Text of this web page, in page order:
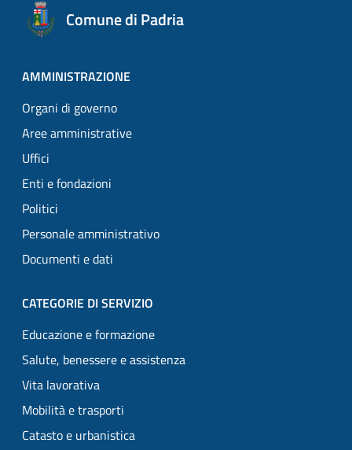
Comune di Padria
AMMINISTRAZIONE
Organi di governo
Aree amministrative
Uffici
Enti e fondazioni
Politici
Personale amministrativo
Documenti e dati
CATEGORIE DI SERVIZIO
Educazione e formazione
Salute, benessere e assistenza
Vita lavorativa
Mobilità e trasporti
Catasto e urbanistica